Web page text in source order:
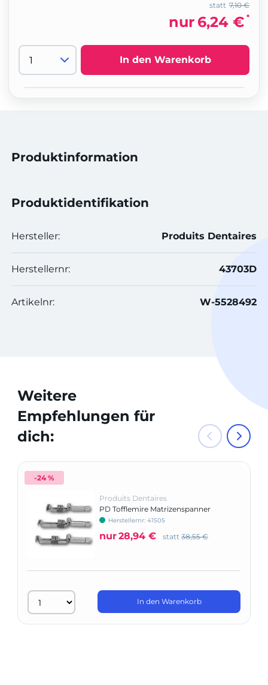
7,10 €
statt
nur 6,24 € *
In den Warenkorb
Produktinformation
Produktidentifikation
Hersteller: Produits Dentaires
Herstellernr: 43703D
Artikelnr: W-5528492
Weitere
Empfehlungen für
dich:
-24 %
Produits Dentaires
PD Tofflemire Matrizenspanner
Herstellernr: 41505
nur28,94 € statt 38,55 €
In den Warenkorb